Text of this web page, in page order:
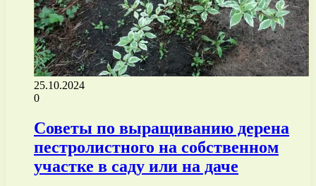
25.10.2024
0
Советы по выращиванию дерена
пестролистного на собственном
участке в саду или на даче